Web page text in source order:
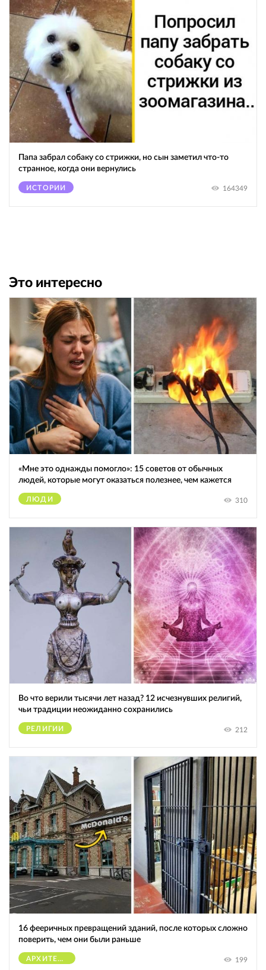
Папа забрал собаку со стрижки, но сын заметил что-то
странное, когда они вернулись
ИСТОРИИ 164349
Это интересно
«Мне это однажды помогло»: 15 советов от обычных
людей, которые могут оказаться полезнее, чем кажется
ЛЮДИ 310
Во что верили тысячи лет назад? 12 исчезнувших религий,
чьи традиции неожиданно сохранились
РЕЛИГИИ 212
16 фееричных превращений зданий, после которых сложно
поверить, чем они были раньше
АРХИТЕКТУРА 199